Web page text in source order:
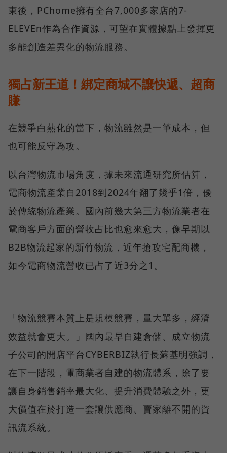
東後，PChome擁有全台7,000多家店的7-
ELEVEn作為合作資源，可望在實體據點上發揮更
多能創造差異化的物流服務。
獨占新王道！綁定商城不讓快遞、超商
賺
在競爭白熱化的當下，物流雖然是一筆成本，但
也可能反守為攻。
以台灣物流市場角度，據未來流通研究所估算，
電商物流產業自2018到2024年翻了幾乎1倍，優
於傳統物流產業。國內前幾大第三方物流業者在
電商客戶方面的營收占比也愈來愈大，像早期以
B2B物流起家的新竹物流，近年搶攻宅配商機，
如今電商物流營收已占了近3分之1。
「物流競賽本質上是規模競賽，量大單多，經濟
效益就會更大。」國內最早自建倉儲、成立物流
子公司的開店平台CYBERBIZ執行長蘇基明強調，
在下一階段，電商業者自建的物流體系，除了要
讓自身銷售銷率最大化、提升消費體驗之外，更
大價值在於打造一套讓供應商、賣家離不開的資
訊流系統。